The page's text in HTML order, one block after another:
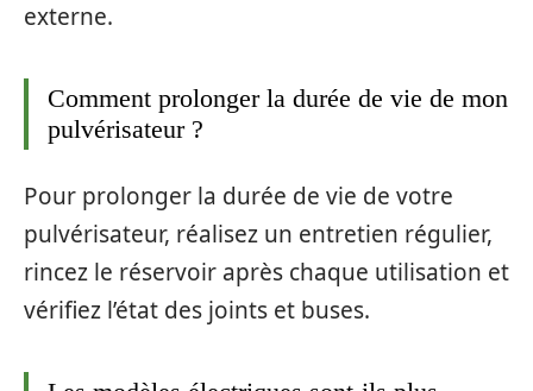
externe.
Comment prolonger la durée de vie de mon
pulvérisateur ?
Pour prolonger la durée de vie de votre
pulvérisateur, réalisez un entretien régulier,
rincez le réservoir après chaque utilisation et
vérifiez l’état des joints et buses.